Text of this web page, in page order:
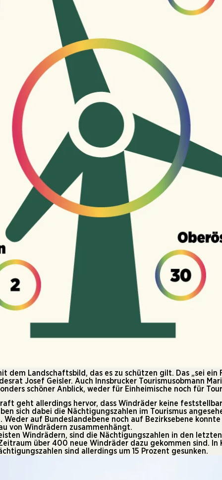
dem Landschaftsbild, das es zu schützen gilt. Das „sei
Josef Geisler. Auch Innsbrucker Tourismusobmann
schöner Anblick, weder für Einheimische noch für
geht allerdings hervor, dass Windräder keine
sich dabei die Nächtigungszahlen im Tourismus
auf Bundeslandebene noch auf Bezirksebene
von Windrädern zusammenhängt.
Windrädern, sind die Nächtigungszahlen in den
über 400 neue Windräder dazu gekommen sind.
sind allerdings um 15 Prozent gesunken.